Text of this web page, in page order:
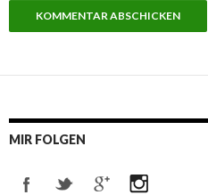
MIR FOLGEN